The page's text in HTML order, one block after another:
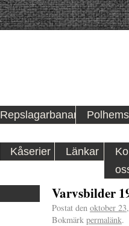
Repslagarbanan
Kåserier Länkar
Varvsbilder
Postat den oktober
Bokmärk permalänk.